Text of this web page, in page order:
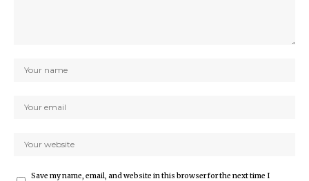
Save my name, email, and website in this browser for the next time I